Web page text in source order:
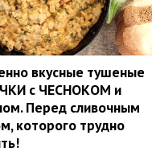
вкусные тушеные
с ЧЕСНОКОМ и
Перед сливочным
которого трудно